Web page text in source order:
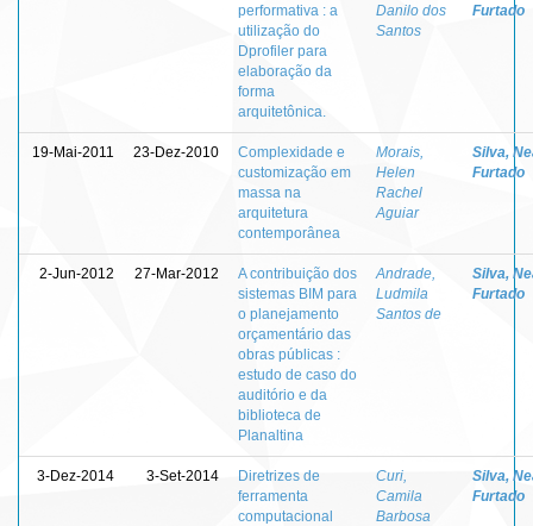
performativa : a
utilização do
Dprofiler para
elaboração da
forma
arquitetônica.
Danilo dos
Santos
Furtado
19-Mai-2011 23-Dez-2010
Complexidade e
customização em
massa na
arquitetura
contemporânea
Morais,
Helen
Rachel
Aguiar
Silva,
Furtado
2-Jun-2012 27-Mar-2012
A contribuição dos
sistemas BIM para
o planejamento
orçamentário das
obras públicas :
estudo de caso do
auditório e da
biblioteca de
Planaltina
Andrade,
Ludmila
Santos de
Silva,
Furtado
3-Dez-2014 3-Set-2014
Diretrizes de
ferramenta
computacional
Curi,
Camila
Barbosa
Silva,
Furtado